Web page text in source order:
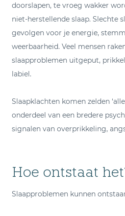
doorslapen, te vroeg wakker
niet-herstellende slaap. Slechte
gevolgen voor je energie,
weerbaarheid. Veel mensen
slaapproblemen uitgeput,
labiel.
Slaapklachten komen zelden
onderdeel van een bredere
signalen van overprikkeling,
Hoe ontstaat
Slaapproblemen kunnen